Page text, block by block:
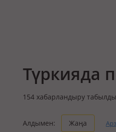
Түркияда
154 хабарландыру табылды
Алдымен: Жаңа